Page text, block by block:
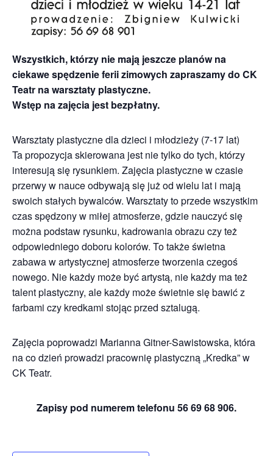
Wszystkich, którzy nie mają jeszcze planów na
ciekawe spędzenie ferii zimowych zapraszamy do CK
Teatr na warsztaty plastyczne.
Wstęp na zajęcia jest bezpłatny.
Warsztaty plastyczne dla dzieci i młodzieży (7-17 lat)
Ta propozycja skierowana jest nie tylko do tych, którzy
interesują się rysunkiem. Zajęcia plastyczne w czasie
przerwy w nauce odbywają się już od wielu lat i mają
swoich stałych bywalców. Warsztaty to przede wszystkim
czas spędzony w miłej atmosferze, gdzie nauczyć się
można podstaw rysunku, kadrowania obrazu czy też
odpowiedniego doboru kolorów. To także świetna
zabawa w artystycznej atmosferze tworzenia czegoś
nowego. Nie każdy może być artystą, nie każdy ma też
talent plastyczny, ale każdy może świetnie się bawić z
farbami czy kredkami stojąc przed sztalugą.
Zajęcia poprowadzi Marianna Gitner-Sawistowska, która
na co dzień prowadzi pracownię plastyczną „Kredka” w
CK Teatr.
Zapisy pod numerem telefonu 56 69 68 906.